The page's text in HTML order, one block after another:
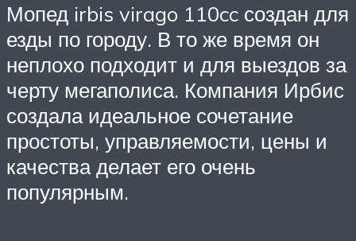
Мопед irbis virago 110cc создан для
езды по городу. В то же время он
неплохо подходит и для выездов за
черту мегаполиса. Компания Ирбис
создала идеальное сочетание
простоты, управляемости, цены и
качества делает его очень
популярным.